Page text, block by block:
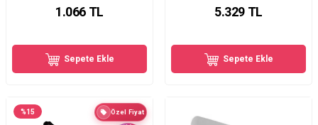
1.066 TL
Sepete Ekle
5.329 TL
Sepete Ekle
%15 Özel Fiyat